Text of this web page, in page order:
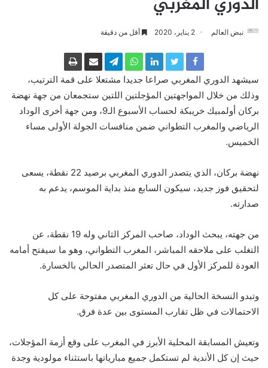
نبض العالم 2 يناير، 2020 أقل من دقيقة
سيشهد الدوري المغربي صراعا جديدا مشتعلا على قمة الترتيب،
وذلك من خلال المواجهتين المؤجلتين اللتين ستجمعان من جهة نهضة
بركان أولمبيك خريبكة لحساب الأسبوع الـ9، ومن جهة أخرى الوداد
الرياضي والمغرب التطواني ضمن منافسات الجولة الأولى مساء
الخميس.
نهضة بركان، الذي يتصدر الدوري المغربي برصيد 22 نقطة، يسعى
لتحقيق فوز جديد، سيكون السابع منذ بداية الموسم، يدعم به
صدارته.
من جهته، يبحث الوداد، صاحب المركز الثاني وله 19 نقطة، عن
التغلب على ملاحقه المباشر، المغرب التطواني، وهو ما سيفتح أمامه
العودة للمركز الأول في حال تعثر المتصدر الحالي بالخسارة.
وتبدو النسخة الحالية من الدوري المغربي مفتوحة على كل
الاحتمالات في ظل تقارب المستوى بين عدة فرق.
وتعيش المسابقة المحلية الأبرز في المغرب على وقع أزمة المؤجلات،
حيث إن كل الأندية لم تستكمل جميع مبارياتها باستثناء مولودية وجدة